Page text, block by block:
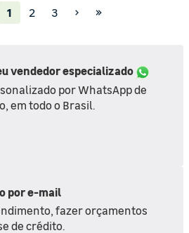
1(current)
2 3
vendedor especializado
por WhatsApp de
em todo o Brasil.
por e-mail
fazer orçamentos
de crédito.